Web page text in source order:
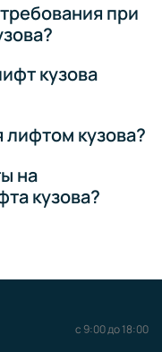
при
кузова
лифтом кузова?
на
кузова?
с 9:00 до 18:00